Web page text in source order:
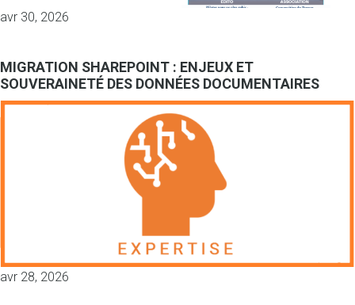
avr 30, 2026
MIGRATION SHAREPOINT : ENJEUX ET
SOUVERAINETÉ DES DONNÉES DOCUMENTAIRES
avr 28, 2026